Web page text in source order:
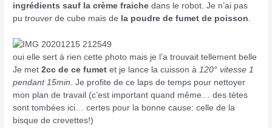
ingrédients sauf la crème fraiche dans le robot. Je n’ai pas
pu trouver de cube mais de la poudre de fumet de poisson.
oui elle sert à rien cette photo mais je l’a trouvait tellement belle
Je met 2cc de ce fumet et je lance la cuisson à120° vitesse 1
pendant 15min. Je profite de ce laps de temps pour nettoyer
mon plan de travail (c’est important quand même… des tètes
sont tombées ici… certes pour la bonne cause: celle de la
bisque de crevettes!)